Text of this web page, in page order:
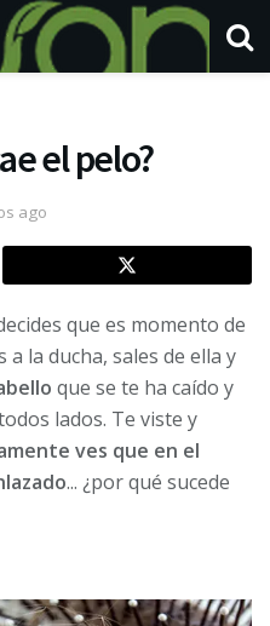
el pelo?
ago
que es momento de
la ducha, sales de ella y
que se te ha caído y
lados. Te viste y
ves que en el
... ¿por qué sucede